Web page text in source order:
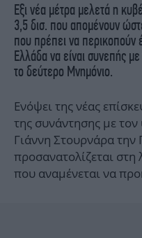
Εξι νέα μέτρα μελετά η
3,5 δισ. που απομένουν
που πρέπει να
Ελλάδα να είναι συνεπής
το δεύτερο Μνημόνιο.
Ενόψει της νέας
της συνάντησης με
Γιάννη Στουρνάρα
προσανατολίζεται
που αναμένεται να